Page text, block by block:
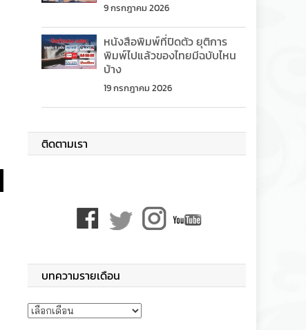
9 กรกฎาคม 2026
หนังสือพิมพ์ที่ปิดตัว ยุติการ
พิมพ์ไปแล้วของไทยมีฉบับไหน
บ้าง
19 กรกฎาคม 2026
ติดตามเรา
บทความรายเดือน
บทความรายเดือน